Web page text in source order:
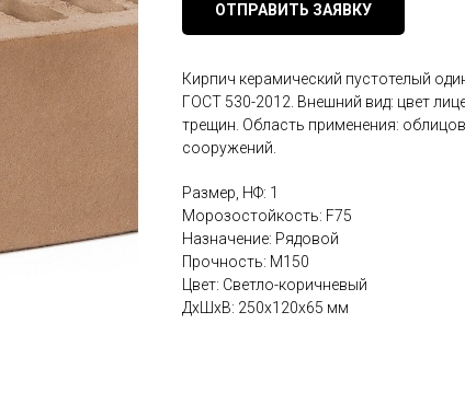
ОТПРАВИТЬ ЗАЯВКУ
Кирпич керамический пустотелый
ГОСТ 530-2012. Внешний вид: цвет
трещин. Область применения:
сооружений.
Размер, НФ: 1
Морозостойкость: F75
Назначение: Рядовой
Прочность: М150
Цвет: Светло-коричневый
ДxШxВ: 250x120x65 мм